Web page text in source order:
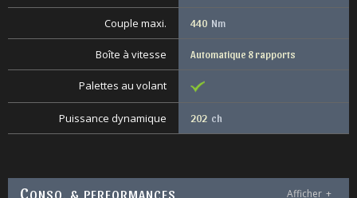
Couple maxi. 440 Nm
Boîte à vitesse Automatique 8 rapports
Palettes au volant
Puissance dynamique 202 ch
CONSO. & PERFORMANCES Afficher +